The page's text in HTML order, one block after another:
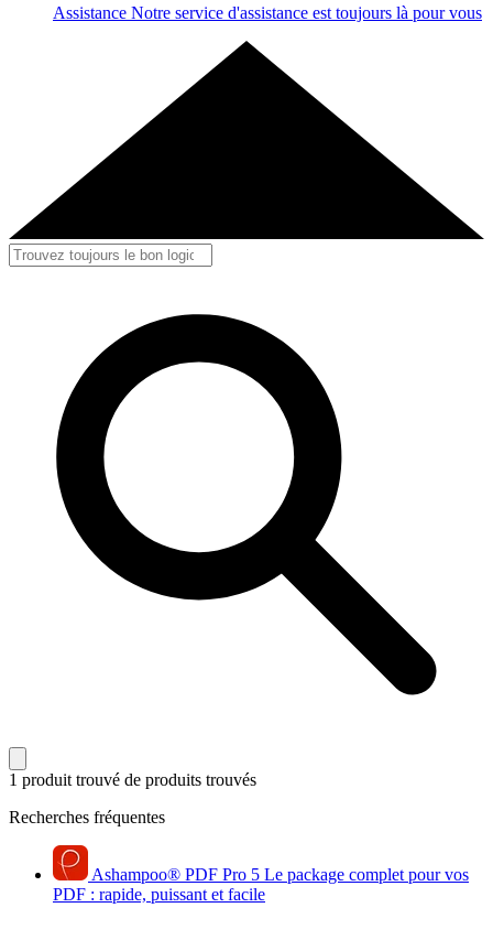
Assistance Notre service d'assistance est toujours là pour vous
1 produit trouvé de produits trouvés
Recherches fréquentes
Ashampoo® PDF Pro 5 Le package complet pour vos
PDF : rapide, puissant et facile